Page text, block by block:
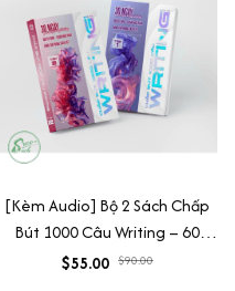
[Kèm Audio] Bộ 2 Sách Chấp
Bút 1000 Câu Writing – 60
Ngày Gieo Trồng Tư Duy
$55.00 $90.00